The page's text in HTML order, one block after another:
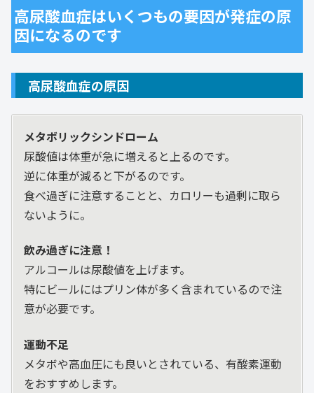
高尿酸血症はいくつもの要因が発症の原
因になるのです
高尿酸血症の原因
メタボリックシンドローム
尿酸値は体重が急に増えると上るのです。
逆に体重が減ると下がるのです。
食べ過ぎに注意することと、カロリーも過剰に取ら
ないように。
飲み過ぎに注意！
アルコールは尿酸値を上げます。
特にビールにはプリン体が多く含まれているので注
意が必要です。
運動不足
メタボや高血圧にも良いとされている、有酸素運動
をおすすめします。